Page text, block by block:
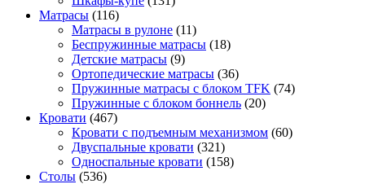
Матрасы (116)
Матрасы в рулоне (11)
Беспружинные матрасы (18)
Детские матрасы (9)
Ортопедические матрасы (36)
Пружинные матрасы с блоком TFK (74)
Пружинные с блоком боннель (20)
Кровати (467)
Кровати с подъемным механизмом (60)
Двуспальные кровати (321)
Односпальные кровати (158)
Столы (536)